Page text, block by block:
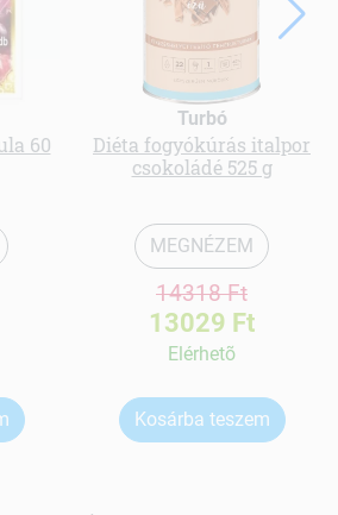
60
Turbó
Diéta fogyókúrás italpor
csokoládé 525 g
MEGNÉZEM
14318 Ft
13029 Ft
Elérhetõ
Kosárba teszem